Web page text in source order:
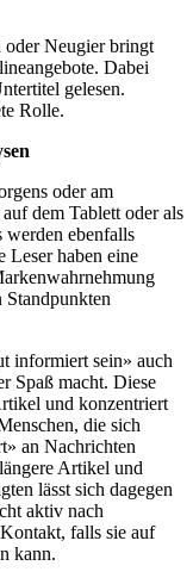
oder Neugier bringt
Dabei
gelesen.
Rolle.
oder am
dem Tablett oder als
werden ebenfalls
Leser haben eine
Standpunkten
informiert sein» auch
Spaß macht. Diese
und konzentriert
die sich
an Nachrichten
Artikel und
lässt sich dagegen
aktiv nach
falls sie auf
kann.